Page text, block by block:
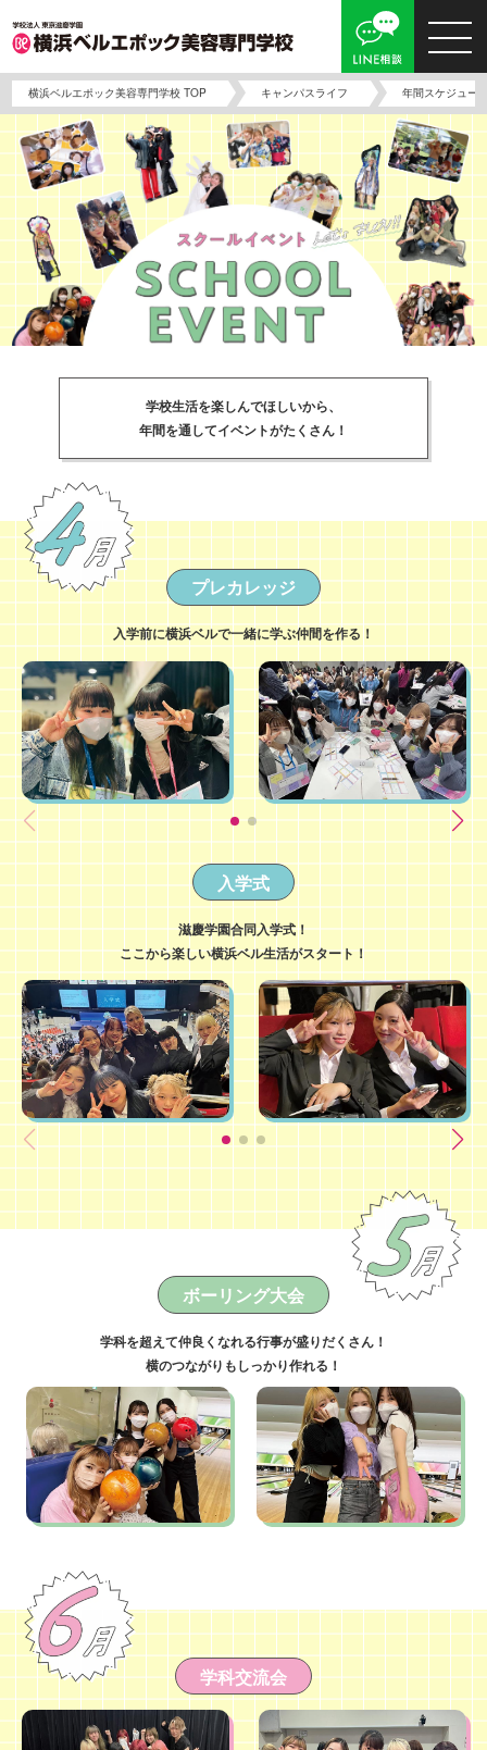
横浜ベルエポック美容専門学校 TOP キャンパスライフ 年間スケジュー
学校生活を楽しんでほしいから、
年間を通してイベントがたくさん！
プレカレッジ
入学前に横浜ベルで一緒に学ぶ仲間を作る！
入学式
滋慶学園合同入学式！
ここから楽しい横浜ベル生活がスタート！
ボーリング大会
学科を超えて仲良くなれる行事が盛りだくさん！
横のつながりもしっかり作れる！
学科交流会